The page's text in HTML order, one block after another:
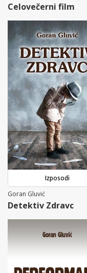
Celovečerni film
Izposodi
Goran Gluvić
Detektiv Zdravc